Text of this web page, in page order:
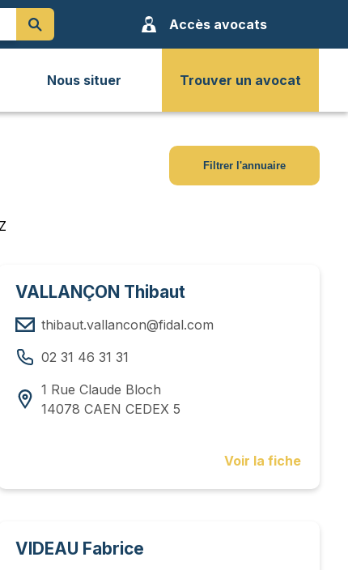
Accès avocats
Nous situer Trouver un avocat
Filtrer l'annuaire
Z
VALLANÇON Thibaut
thibaut.vallancon@fidal.com
02 31 46 31 31
1 Rue Claude Bloch
14078 CAEN CEDEX 5
Voir la fiche
VIDEAU Fabrice